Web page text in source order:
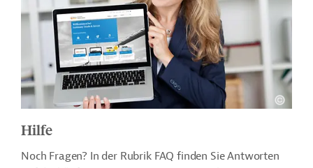
Hilfe
Noch Fragen? In der Rubrik FAQ finden Sie Antworten